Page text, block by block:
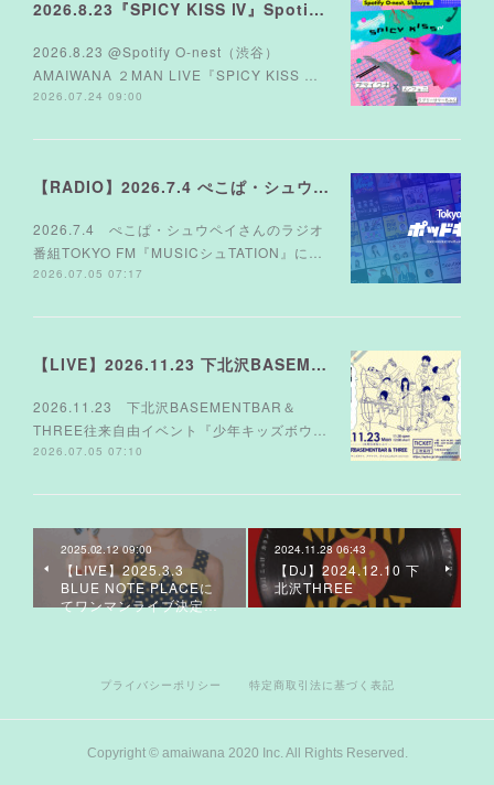
2026.8.23『SPICY KISS Ⅳ』Spotify O-nest
2026.8.23 @Spotify O-nest（渋谷）
AMAIWANA ２MAN LIVE『SPICY KISS …
2026.07.24 09:00
【RADIO】2026.7.4 ぺこぱ・シュウペイさんのラジオ TOKYO FM『MUSICシュTATION』
2026.7.4 ぺこぱ・シュウペイさんのラジオ
番組TOKYO FM『MUSICシュTATION』に…
2026.07.05 07:17
【LIVE】2026.11.23 下北沢BASEMENTBAR＆THREE
2026.11.23 下北沢BASEMENTBAR＆
THREE往来自由イベント『少年キッズボウ…
2026.07.05 07:10
2025.02.12 09:00
【LIVE】2025.3.3
BLUE NOTE PLACEに
てワンマンライブ決定…
2024.11.28 06:43
【DJ】2024.12.10 下
北沢THREE
プライバシーポリシー 特定商取引法に基づく表記
Copyright © amaiwana 2020 Inc. All Rights Reserved.